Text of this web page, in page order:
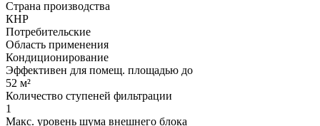
Страна производства
КНР
Потребительские
Область применения
Кондиционирование
Эффективен для помещ. площадью до
52 м²
Количество ступеней фильтрации
1
Макс. уровень шума внешнего блока